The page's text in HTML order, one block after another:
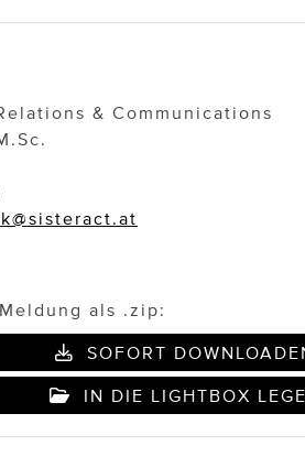
& Communications
als .zip:
SOFORT
IN DIE LIGHTBOX